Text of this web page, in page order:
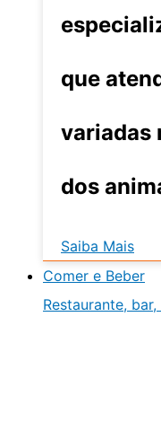
que
variadas
dos
Saiba Mais
Comer e Beber
Restaurante,